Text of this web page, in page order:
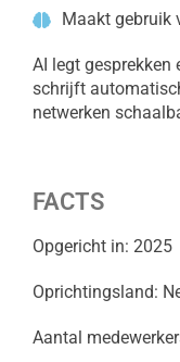
Maakt gebruik
AI legt gesprekken
schrijft
netwerken
FACTS
Opgericht in: 2025
Oprichtingsland:
Aantal